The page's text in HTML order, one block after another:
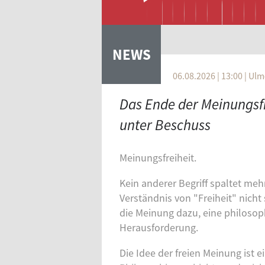
NEWS
VERTIKALE REITER
06.08.2026 | 13:00 |
Das Ende der
unter Beschuss
Meinungsfreiheit.
Kein anderer Begriff spaltet
Verständnis von "Freiheit"
die Meinung dazu, eine
Herausforderung.
Die Idee der freien Meinung ist